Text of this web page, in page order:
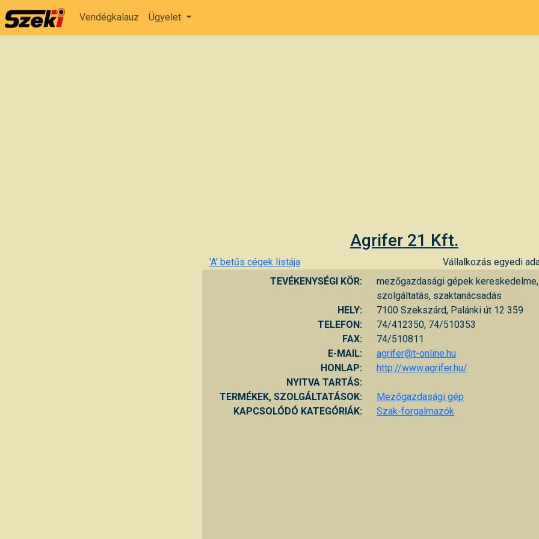
Vendégkalauz Ügyelet
Agrifer 21 Kft.
'A' betűs cégek listája
Vállalkozás egyedi
TEVÉKENYSÉGI KÖR:
mezőgazdasági gépek
szolgáltatás, szaktanácsadás
HELY:
7100 Szekszárd, Palánki út 12 359
TELEFON:
74/412350, 74/510353
FAX:
74/510811
E-MAIL:
agrifer@t-online.hu
HONLAP:
http://www.agrifer.hu/
NYITVA TARTÁS:
TERMÉKEK, SZOLGÁLTATÁSOK:
Mezőgazdasági gép
KAPCSOLÓDÓ KATEGÓRIÁK:
Szak-forgalmazók